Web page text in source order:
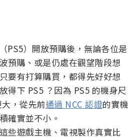
PS5）開放預購後，無論各位是
預購、或是仍處在觀望階段想
要有打算購買，都得先好好想
得下 PS5 ？因為 PS5 的機身尺
，從先前通過 NCC 認證的實機
確實並不小。
些遊戲主機、電視製作真實比